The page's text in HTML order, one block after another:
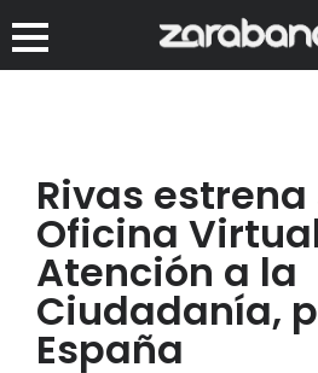
Rivas
Oficina
Atención a la
Ciudadanía,
España